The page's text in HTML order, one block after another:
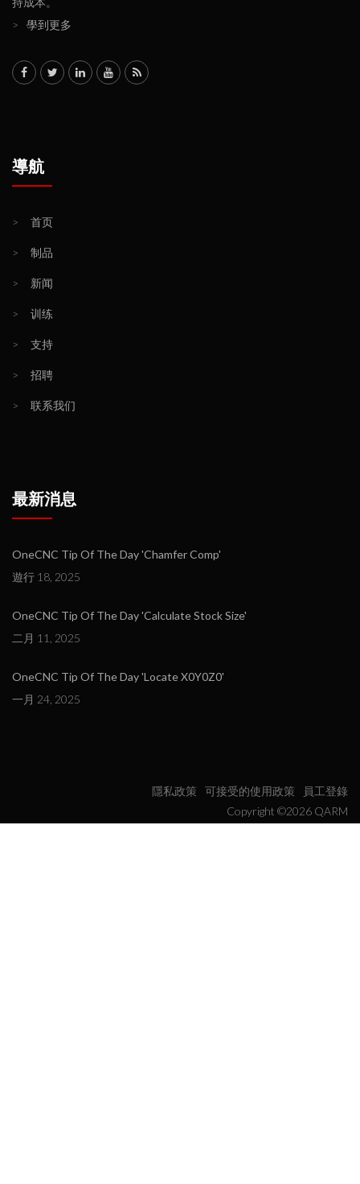
>
學到更多
導航
> 首页
> 制品
> 新闻
> 训练
> 支持
> 招聘
> 联系我们
最新消息
OneCNC Tip Of The Day 'Chamfer Comp'
遊行 18, 2025
OneCNC Tip Of The Day 'Calculate Stock Size'
二月 11, 2025
OneCNC Tip Of The Day 'Locate X0Y0Z0'
一月 24, 2025
隱私政策 可接受的使用政策
員工登錄
Copyright ©2026 QARM